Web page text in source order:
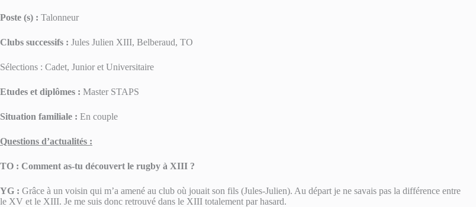
Poste (s) : Talonneur
Clubs successifs : Jules Julien XIII, Belberaud, TO
Sélections : Cadet, Junior et Universitaire
Etudes et diplômes : Master STAPS
Situation familiale : En couple
Questions d’actualités :
TO : Comment as-tu découvert le rugby à XIII ?
YG : Grâce à un voisin qui m’a amené au club où jouait son fils (Jules-Julien). Au départ je ne savais pas la différence entre
le XV et le XIII. Je me suis donc retrouvé dans le XIII totalement par hasard.